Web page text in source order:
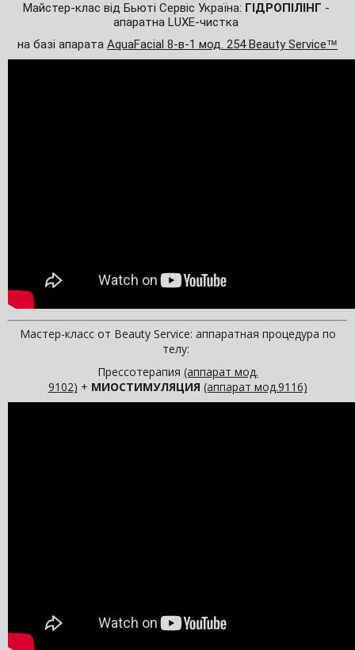
Майстер-клас від Бьюті Сервіс Україна: ГІДРОПІЛІНГ -
апаратна LUXE-чистка
на базі апарата AquaFacial 8-в-1 мод. 254 Beauty Service™
Мастер-класс от Beauty Service: аппаратная процедура по
телу:
Прессотерапия (аппарат мод.
9102) + МИОСТИМУЛЯЦИЯ (аппарат мод.9116)